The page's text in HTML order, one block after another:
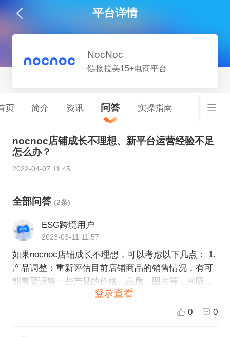
平台详情
NocNoc
链接拉美15+电商平台
页 简介 资讯 问答 实操指南
nocnoc店铺成长不理想、新平台运营经验不足
怎么办？
2022-04-07 11:45
全部问答 (2条)
ESG跨境用户
2023-03-11 11:57
如果nocnoc店铺成长不理想，可以考虑以下几点： 1.
产品调整：重新评估目前店铺商品的销售情况，有可
能需要调整一些产品的价格、品质、图片等，来吸引
放，提高曝光率和知名度，从而增加店铺流量和订单
登录查看
0 0